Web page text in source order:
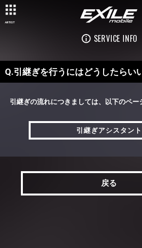
ARTIST
SERVICE INFO
Q.引継ぎを行うにはどうしたらい
引継ぎの流れにつきましては、以下のペー
引継ぎアシスタント
戻る